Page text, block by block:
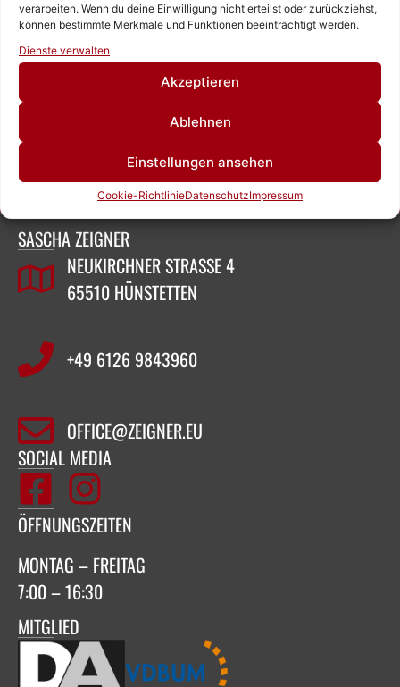
verarbeiten. Wenn du deine Einwilligung nicht erteilst oder zurückziehst,
können bestimmte Merkmale und Funktionen beeinträchtigt werden.
Dienste verwalten
Akzeptieren
Ablehnen
Einstellungen ansehen
Cookie-RichtlinieDatenschutzImpressum
Name, E-Mail-Adresse und Website in diesem Browser
ZEIGNER ABBRUCHTECHNIK
SASCHA ZEIGNER
NEUKIRCHNER STRASSE 4
65510 HÜNSTETTEN
+49 6126 9843960‬
OFFICE@ZEIGNER.EU
SOCIAL MEDIA
ÖFFNUNGSZEITEN
MONTAG – FREITAG
7:00 – 16:30
MITGLIED
Rufen Sie uns an!